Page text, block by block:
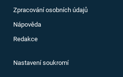
Zpracování osobních údajů
Nápověda
Redakce
Nastavení soukromí